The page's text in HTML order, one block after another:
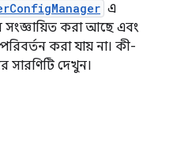
এ
করা আছে এবং
করা যায় না। কী-
সারণিটি দেখুন।